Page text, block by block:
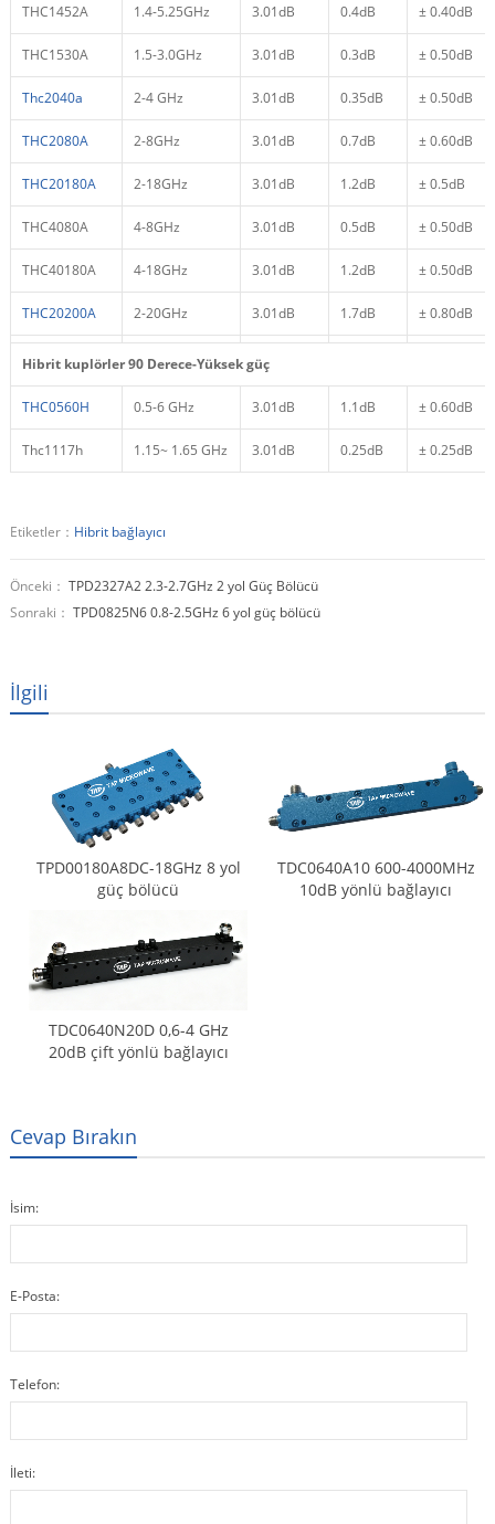
THC1452A 1.4-5.25GHz 3.01dB 0.4dB ± 0.40dB
THC1530A 1.5-3.0GHz 3.01dB 0.3dB ± 0.50dB
Thc2040a 2-4 GHz 3.01dB 0.35dB ± 0.50dB
THC2080A 2-8GHz 3.01dB 0.7dB ± 0.60dB
THC20180A 2-18GHz 3.01dB 1.2dB ± 0.5dB
THC4080A 4-8GHz 3.01dB 0.5dB ± 0.50dB
THC40180A 4-18GHz 3.01dB 1.2dB ± 0.50dB
THC20200A 2-20GHz 3.01dB 1.7dB ± 0.80dB
Hibrit kuplörler 90 Derece-Yüksek güç
THC0560H 0.5-6 GHz 3.01dB 1.1dB ± 0.60dB
Thc1117h 1.15~ 1.65 GHz 3.01dB 0.25dB ± 0.25dB
Etiketler： Hibrit bağlayıcı
Önceki： TPD2327A2 2.3-2.7GHz 2 yol Güç Bölücü
Sonraki： TPD0825N6 0.8-2.5GHz 6 yol güç bölücü
İlgili
TPD00180A8DC-18GHz 8 yol
güç bölücü
TDC0640A10 600-4000MHz
10dB yönlü bağlayıcı
TDC0640N20D 0,6-4 GHz
20dB çift yönlü bağlayıcı
Cevap Bırakın
İsim:
E-Posta:
Telefon:
İleti: